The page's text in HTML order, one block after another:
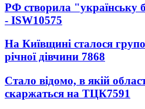
РФ створила "українську
- ISW10575
На Київщині сталося
річної дівчини 7868
Стало відомо, в якій
скаржаться на ТЦК7591